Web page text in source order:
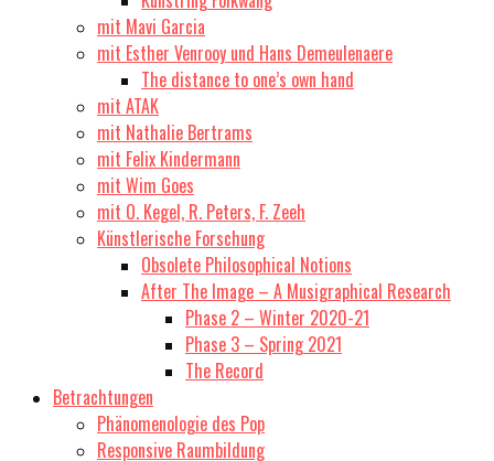
mit Mavi Garcia
mit Esther Venrooy und Hans Demeulenaere
The distance to one’s own hand
mit ATAK
mit Nathalie Bertrams
mit Felix Kindermann
mit Wim Goes
mit O. Kegel, R. Peters, F. Zeeh
Künstlerische Forschung
Obsolete Philosophical Notions
After The Image – A Musigraphical Research
Phase 2 – Winter 2020-21
Phase 3 – Spring 2021
The Record
Betrachtungen
Phänomenologie des Pop
Responsive Raumbildung